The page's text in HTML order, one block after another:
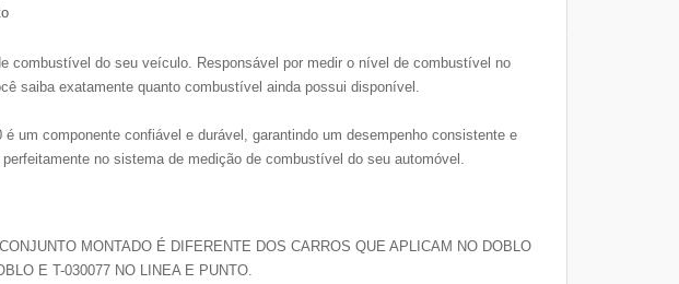
combustível do seu veículo. Responsável por medir o nível de combustível no
saiba exatamente quanto combustível ainda possui disponível.
um componente confiável e durável, garantindo um desempenho consistente e
no sistema de medição de combustível do seu automóvel.
MONTADO É DIFERENTE DOS CARROS QUE APLICAM NO DOBLO
E T-030077 NO LINEA E PUNTO.